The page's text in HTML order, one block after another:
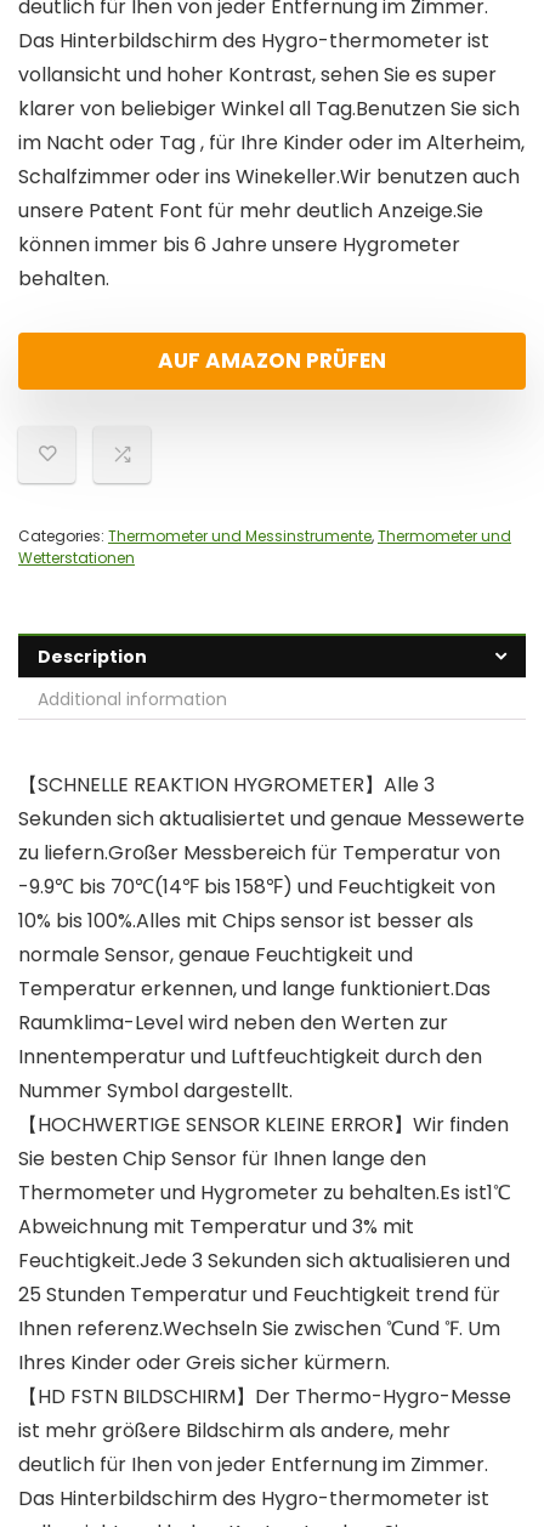
deutlich für Ihen von jeder Entfernung im Zimmer.
Das Hinterbildschirm des Hygro-thermometer ist
vollansicht und hoher Kontrast, sehen Sie es super
klarer von beliebiger Winkel all Tag.Benutzen Sie sich
im Nacht oder Tag , für Ihre Kinder oder im Alterheim,
Schalfzimmer oder ins Winekeller.Wir benutzen auch
unsere Patent Font für mehr deutlich Anzeige.Sie
können immer bis 6 Jahre unsere Hygrometer
behalten.
AUF AMAZON PRÜFEN
Categories: Thermometer und Messinstrumente,Thermometer und
Wetterstationen
Description
Additional information
【SCHNELLE REAKTION HYGROMETER】Alle 3
Sekunden sich aktualisiertet und genaue Messewerte
zu liefern.Großer Messbereich für Temperatur von
-9.9℃ bis 70℃(14℉ bis 158℉) und Feuchtigkeit von
10% bis 100%.Alles mit Chips sensor ist besser als
normale Sensor, genaue Feuchtigkeit und
Temperatur erkennen, und lange funktioniert.Das
Raumklima-Level wird neben den Werten zur
Innentemperatur und Luftfeuchtigkeit durch den
Nummer Symbol dargestellt.
【HOCHWERTIGE SENSOR KLEINE ERROR】Wir finden
Sie besten Chip Sensor für Ihnen lange den
Thermometer und Hygrometer zu behalten.Es ist1℃
Abweichnung mit Temperatur und 3% mit
Feuchtigkeit.Jede 3 Sekunden sich aktualisieren und
25 Stunden Temperatur und Feuchtigkeit trend für
Ihnen referenz.Wechseln Sie zwischen ℃und ℉. Um
Ihres Kinder oder Greis sicher kürmern.
【HD FSTN BILDSCHIRM】Der Thermo-Hygro-Messe
ist mehr größere Bildschirm als andere, mehr
deutlich für Ihen von jeder Entfernung im Zimmer.
Das Hinterbildschirm des Hygro-thermometer ist